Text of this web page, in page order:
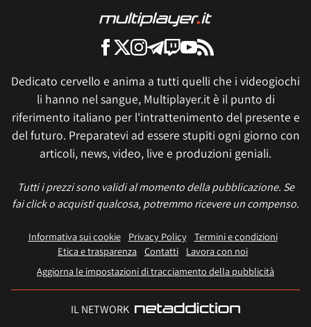
Dedicato cervello e anima a tutti quelli che i videogiochi
li hanno nel sangue, Multiplayer.it è il punto di
riferimento italiano per l'intrattenimento del presente e
del futuro. Preparatevi ad essere stupiti ogni giorno con
articoli, news, video, live e produzioni geniali.
Tutti i prezzi sono validi al momento della pubblicazione. Se
fai click o acquisti qualcosa, potremmo ricevere un compenso.
Informativa sui cookie Privacy Policy
Termini e condizioni
Etica e trasparenza Contatti
Lavora con noi
Aggiorna le impostazioni di tracciamento della pubblicità
IL NETWORK